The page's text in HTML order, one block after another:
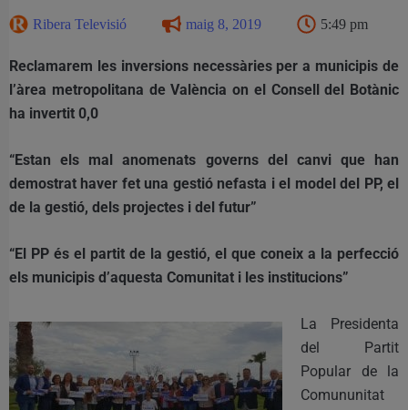
Ribera Televisió maig 8, 2019 5:49 pm
Reclamarem les inversions necessàries per a municipis de
l’àrea metropolitana de València on el Consell del Botànic
ha invertit 0,0
“Estan els mal anomenats governs del canvi que han
demostrat haver fet una gestió nefasta i el model del PP, el
de la gestió, dels projectes i del futur”
“El PP és el partit de la gestió, el que coneix a la perfecció
els municipis d’aquesta Comunitat i les institucions”
La Presidenta
del Partit
Popular de la
Comununitat